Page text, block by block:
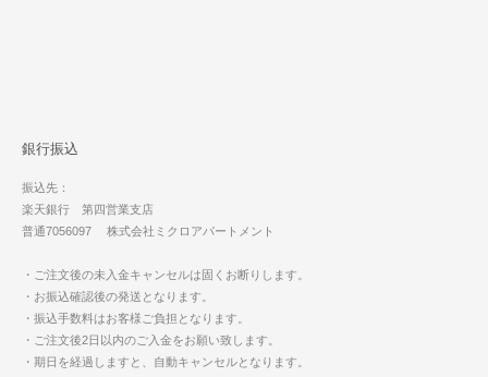
銀行振込
振込先：
楽天銀行 第四営業支店
普通7056097 株式会社ミクロアパートメント
・ご注文後の未入金キャンセルは固くお断りします。
・お振込確認後の発送となります。
・振込手数料はお客様ご負担となります。
・ご注文後2日以内のご入金をお願い致します。
・期日を経過しますと、自動キャンセルとなります。